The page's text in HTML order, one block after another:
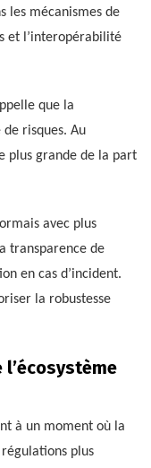
les mécanismes de
et l’interopérabilité
que la
de risques. Au
plus grande de la part
avec plus
transparence de
en cas d’incident.
la robustesse
à un moment où la
plus